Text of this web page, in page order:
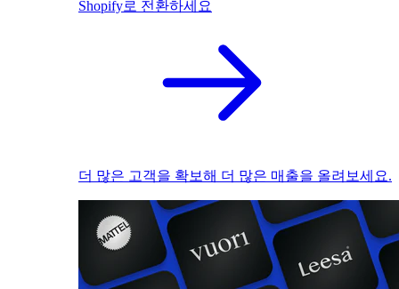
Shopify로 전환하세요
더 많은 고객을 확보해 더 많은 매출을 올려보세요.